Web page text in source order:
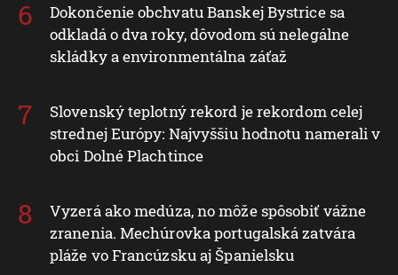
Dokončenie obchvatu Banskej Bystrice sa
odkladá o dva roky, dôvodom sú nelegálne
skládky a environmentálna záťaž
Slovenský teplotný rekord je rekordom celej
strednej Európy: Najvyššiu hodnotu namerali v
obci Dolné Plachtince
Vyzerá ako medúza, no môže spôsobiť vážne
zranenia. Mechúrovka portugalská zatvára
pláže vo Francúzsku aj Španielsku